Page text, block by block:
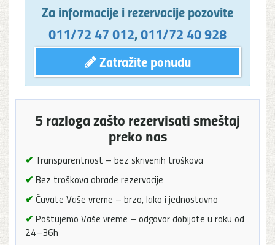
Za informacije i rezervacije pozovite
011/72 47 012,011/72 40 928
Zatražite ponudu
5 razloga zašto rezervisati smeštaj
preko nas
✔ Transparentnost – bez skrivenih troškova
✔ Bez troškova obrade rezervacije
✔ Čuvate Vaše vreme – brzo, lako i jednostavno
✔ Poštujemo Vaše vreme – odgovor dobijate u roku od
24–36h